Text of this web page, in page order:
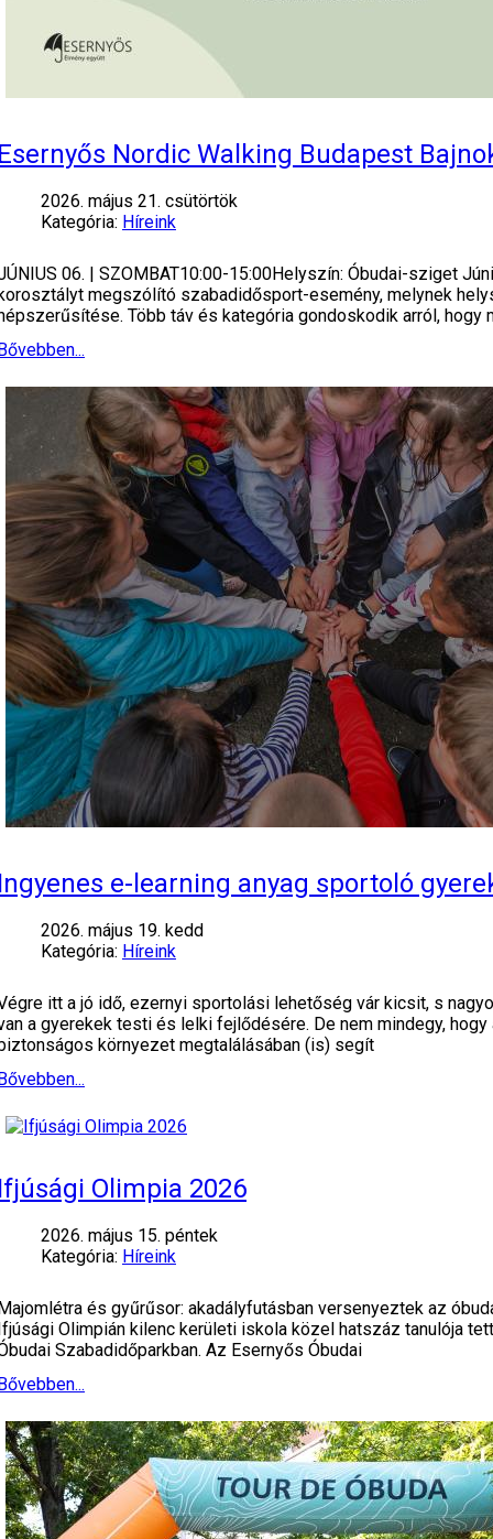
Nordic Walking Budapest
2026. május 21. csütörtök
Kategória: Híreink
06. | SZOMBAT10:00-15:00Helyszín: Óbudai-sziget
megszólító szabadidősport-esemény, melynek
Több táv és kategória gondoskodik arról, hogy
e-learning anyag sportoló
2026. május 19. kedd
Kategória: Híreink
itt a jó idő, ezernyi sportolási lehetőség vár kicsit, s
a gyerekek testi és lelki fejlődésére. De nem mindegy,
környezet megtalálásában (is) segít
Olimpia 2026
2026. május 15. péntek
Kategória: Híreink
és gyűrűsor: akadályfutásban versenyeztek az
Olimpián kilenc kerületi iskola közel hatszáz tanulója
Szabadidőparkban. Az Esernyős Óbudai